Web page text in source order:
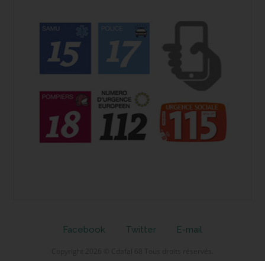
Facebook Twitter E-mail